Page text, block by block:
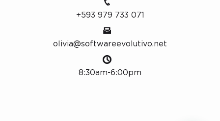
+593 979 733 071
olivia@softwareevolutivo.net
8:30am-6:00pm